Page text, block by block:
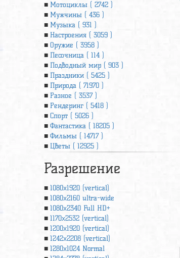
Мотоциклы ( 2742 )
Мужчины ( 436 )
Музыка ( 931 )
Настроения ( 3059 )
Оружие ( 3958 )
Песочница ( 114 )
Подводный мир ( 903 )
Праздники ( 5425 )
Природа ( 71970 )
Разное ( 3537 )
Рендеринг ( 5418 )
Спорт ( 5026 )
Фантастика ( 18205 )
Фильмы ( 14717 )
Цветы ( 12925 )
Разрешение
1080x1920 (vertical)
1080x2160 ultra-wide
1080x2340 Full HD+
1170x2532 (vertical)
1200x1920 (vertical)
1242x2208 (vertical)
1280x1024 Normal